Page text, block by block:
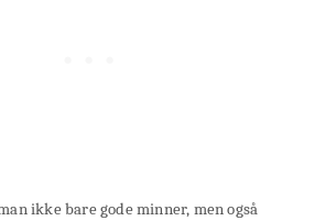
ikke bare gode minner, men også